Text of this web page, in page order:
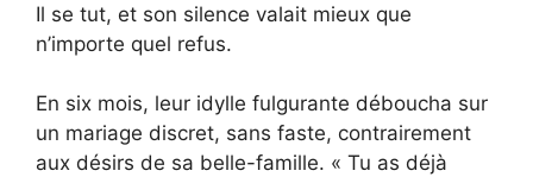
Il se tut, et son silence valait mieux que
n’importe quel refus.
En six mois, leur idylle fulgurante déboucha sur
un mariage discret, sans faste, contrairement
aux désirs de sa belle-famille. « Tu as déjà